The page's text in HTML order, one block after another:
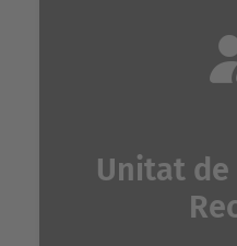
Unitat